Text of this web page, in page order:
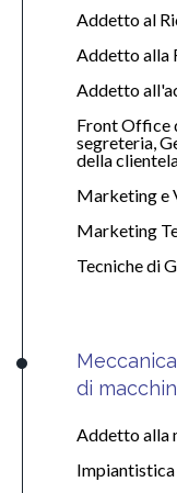
Addetto al
Addetto alla
Addetto
Front Office
segreteria,
della
Marketing e
Marketing
Tecniche di
di
Addetto alla